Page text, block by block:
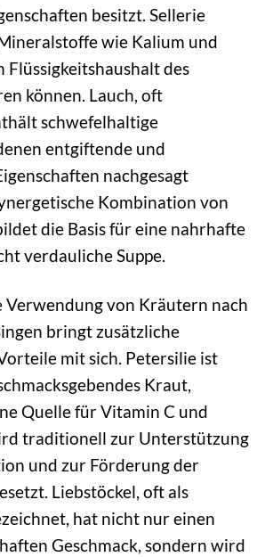
besitzt. Sellerie
wie Kalium und
Flüssigkeitshaushalt des
können. Lauch, oft
schwefelhaltige
entgiftende und
nachgesagt
Kombination von
die Basis für eine nahrhafte
verdauliche Suppe.
von Kräutern nach
bringt zusätzliche
mit sich. Petersilie ist
Kraut,
Quelle für Vitamin C und
traditionell zur Unterstützung
und zur Förderung der
Liebstöckel, oft als
hat nicht nur einen
Geschmack, sondern wird